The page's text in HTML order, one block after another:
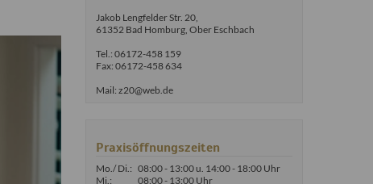
Jakob Lengfelder Str. 20,
61352 Bad Homburg, Ober Eschbach
Tel.: 06172-458 159
Fax: 06172-458 634
Mail: z20@web.de
Praxisöffnungszeiten
Mo./ Di.: 08:00 - 13:00 u. 14:00 - 18:00 Uhr
Mi.:
08:00 - 13:00 Uhr